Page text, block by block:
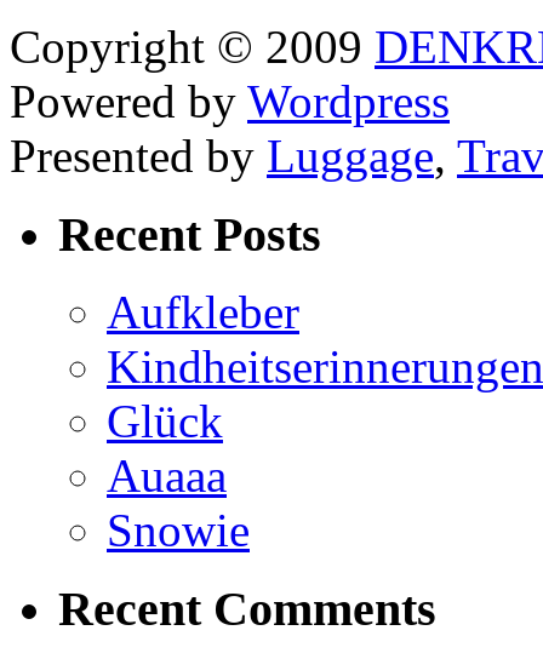
Copyright © 2009
Powered by Wordpress
Presented by Luggage,
Recent Posts
Aufkleber
Kindheitserinnerungen
Glück
Auaaa
Snowie
Recent Comments